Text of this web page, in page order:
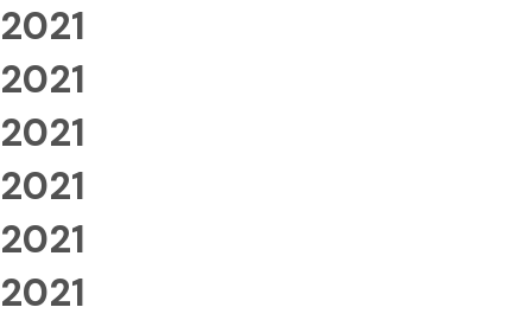
2021
2021
2021
2021
2021
2021